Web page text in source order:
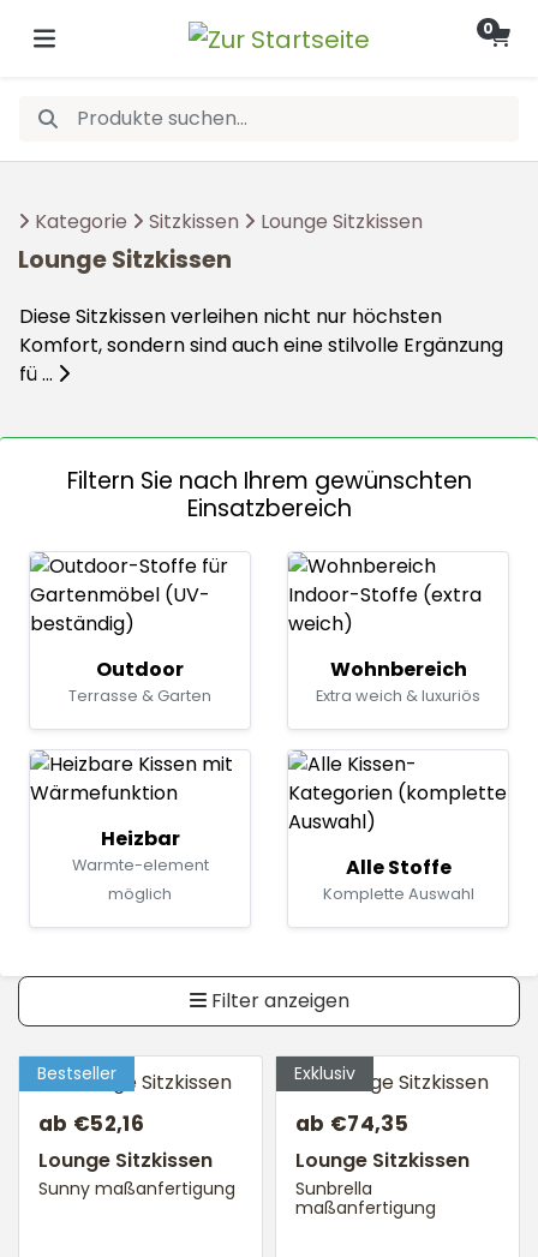
0
Kategorie Sitzkissen Lounge Sitzkissen
Lounge Sitzkissen
Diese Sitzkissen verleihen nicht nur höchsten
Komfort, sondern sind auch eine stilvolle Ergänzung
fü ...
Filtern Sie nach Ihrem gewünschten
Einsatzbereich
Outdoor
Terrasse & Garten
Wohnbereich
Extra weich & luxuriös
Heizbar
Warmte-element
möglich
Alle Stoffe
Komplette Auswahl
Filter anzeigen
ab €52,16
Lounge Sitzkissen
Sunny maßanfertigung
ab €74,35
Lounge Sitzkissen
Sunbrella
maßanfertigung